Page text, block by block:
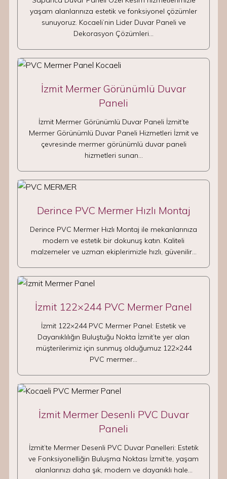
yaşam alanlarınıza estetik ve fonksiyonel çözümler
sunuyoruz. Kocaeli’nin Lider Duvar Paneli ve
Dekorasyon Çözümleri…
İzmit Mermer Görünümlü Duvar
Paneli
İzmit Mermer Görünümlü Duvar Paneli İzmit’te
Mermer Görünümlü Duvar Paneli Hizmetleri İzmit ve
çevresinde mermer görünümlü duvar paneli
hizmetleri sunan…
Derince PVC Mermer Hızlı Montaj
Derince PVC Mermer Hızlı Montaj ile mekanlarınıza
modern ve estetik bir dokunuş katın. Kaliteli
malzemeler ve uzman ekiplerimizle hızlı, güvenilir…
İzmit 122×244 PVC Mermer Panel
İzmit 122×244 PVC Mermer Panel: Estetik ve
Dayanıklılığın Buluştuğu Nokta İzmit’te yer alan
müşterilerimiz için sunmuş olduğumuz 122×244
PVC mermer…
İzmit Mermer Desenli PVC Duvar
Paneli
İzmit’te Mermer Desenli PVC Duvar Panelleri: Estetik
ve Fonksiyonelliğin Buluşma Noktası İzmit’te, yaşam
alanlarınızı daha şık, modern ve dayanıklı hale…